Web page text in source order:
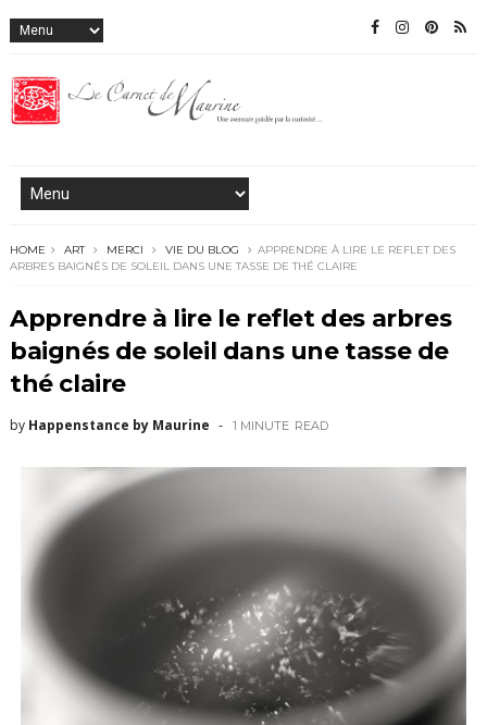
HOME ART MERCI VIE DU BLOG
APPRENDRE À LIRE LE REFLET DES
ARBRES BAIGNÉS DE SOLEIL DANS UNE TASSE DE THÉ CLAIRE
Apprendre à lire le reflet des arbres
baignés de soleil dans une tasse de
thé claire
by Happenstance by Maurine 1 MINUTE READ